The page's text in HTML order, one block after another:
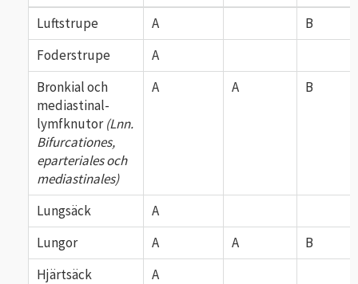
Luftstrupe
A
B
Foderstrupe
A
Bronkial och
mediastinal-
lymfknutor(Lnn.
Bifurcationes,
eparteriales och
mediastinales)
A A B
Lungsäck
A
Lungor
A A
B
Hjärtsäck
A